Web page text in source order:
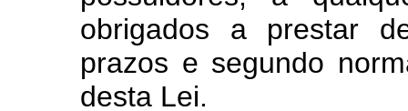
obrigados a prestar
prazos e segundo
desta Lei.